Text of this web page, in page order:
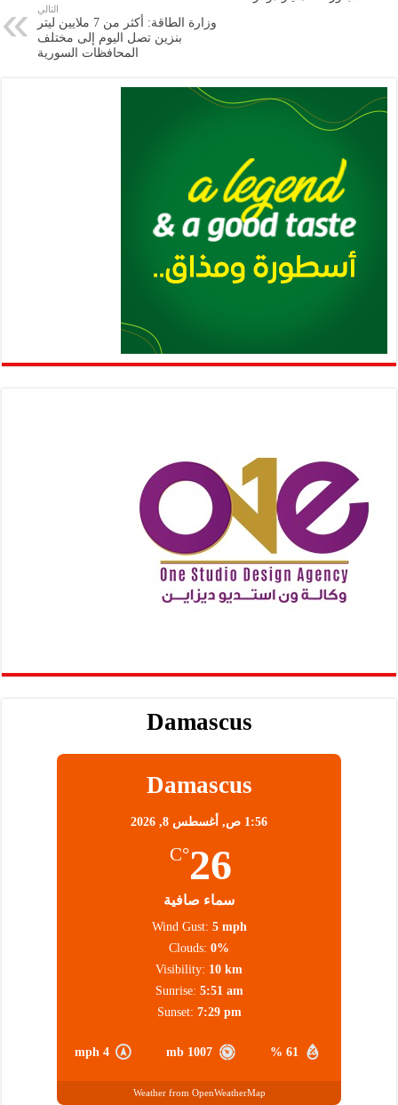
n
p
التالي
وزارة الطاقة: أكثر من 7 ملايين ليتر
بنزين تصل ‌‏اليوم إلى مختلف
المحافظات السورية
Damascus
Damascus
1:56 ص, أغسطس 8, 2026
26
°C
سماء صافية
61 %
1007 mb
4 mph
Wind Gust: 5 mph
Clouds: 0%
Visibility: 10 km
Sunrise: 5:51 am
Sunset: 7:29 pm
Weather from OpenWeatherMap